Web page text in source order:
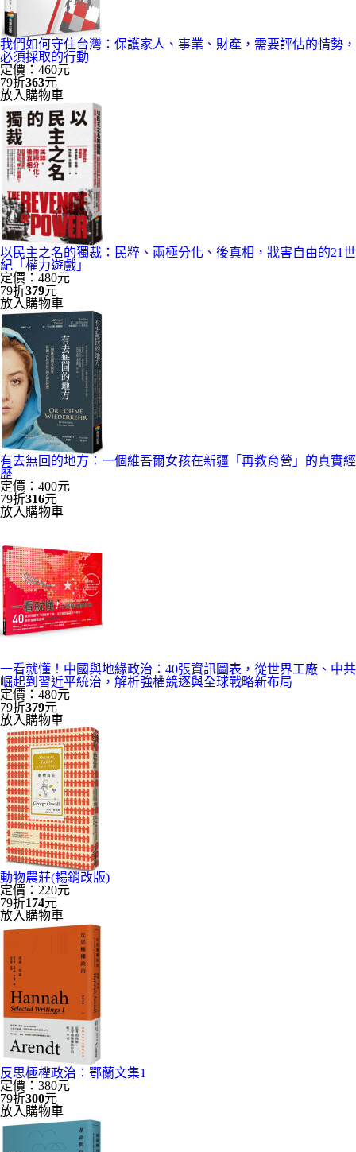
我們如何守住台灣：保護家人、事業、財產，需要評估的情勢，
必須採取的行動
定價：460元
79折363元
放入購物車
以民主之名的獨裁：民粹、兩極分化、後真相，戕害自由的21世
紀「權力遊戲」
定價：480元
79折379元
放入購物車
有去無回的地方：一個維吾爾女孩在新疆「再教育營」的真實經
歷
定價：400元
79折316元
放入購物車
一看就懂！中國與地緣政治：40張資訊圖表，從世界工廠、中共
崛起到習近平統治，解析強權競逐與全球戰略新布局
定價：480元
79折379元
放入購物車
動物農莊(暢銷改版)
定價：220元
79折174元
放入購物車
反思極權政治：鄂蘭文集1
定價：380元
79折300元
放入購物車